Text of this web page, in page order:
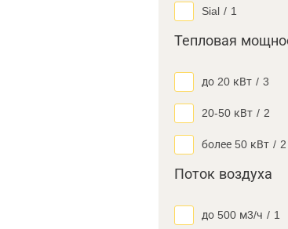
Sial / 1
Тепловая
до 20 кВт / 3
20-50 кВт / 2
более 50 кВт / 2
Поток воздуха
до 500 м3/ч / 1